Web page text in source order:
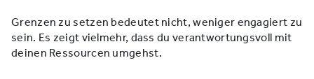
Grenzen zu setzen bedeutet nicht, weniger engagiert zu
sein. Es zeigt vielmehr, dass du verantwortungsvoll mit
deinen Ressourcen umgehst.